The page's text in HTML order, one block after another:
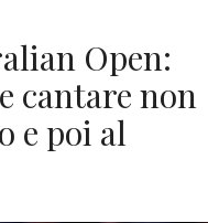
Open:
cantare non
e poi al